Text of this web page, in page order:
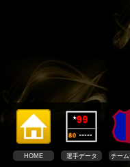
HOME 選手データ チー